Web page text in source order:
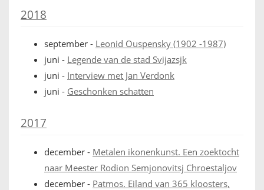
2018
september - Leonid Ouspensky (1902 -1987)
juni - Legende van de stad Svijazsjk
juni - Interview met Jan Verdonk
juni - Geschonken schatten
2017
december - Metalen ikonenkunst. Een zoektocht
naar Meester Rodion Semjonovitsj Chroestaljov
december - Patmos. Eiland van 365 kloosters,